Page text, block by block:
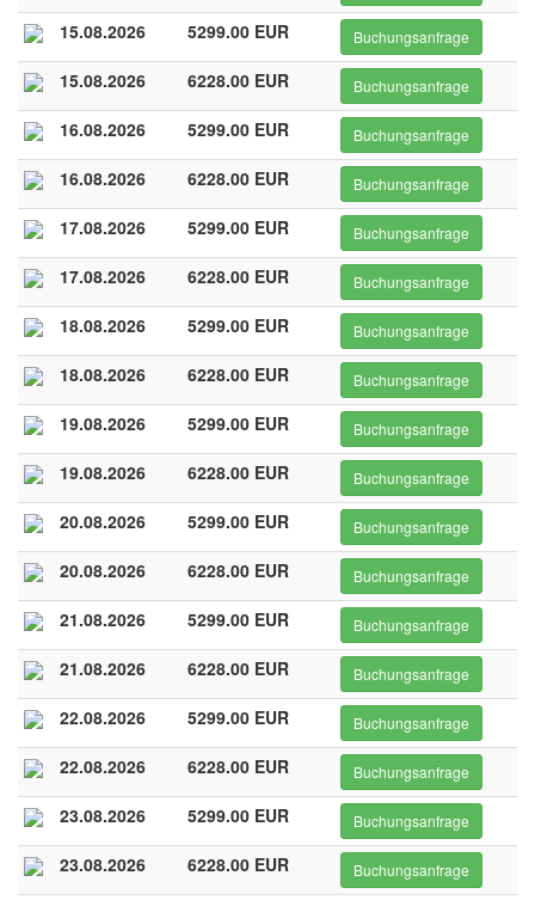
15.08.2026 5299.00 EUR Buchungsanfrage
15.08.2026 6228.00 EUR Buchungsanfrage
16.08.2026 5299.00 EUR Buchungsanfrage
16.08.2026 6228.00 EUR Buchungsanfrage
17.08.2026 5299.00 EUR Buchungsanfrage
17.08.2026 6228.00 EUR Buchungsanfrage
18.08.2026 5299.00 EUR Buchungsanfrage
18.08.2026 6228.00 EUR Buchungsanfrage
19.08.2026 5299.00 EUR Buchungsanfrage
19.08.2026 6228.00 EUR Buchungsanfrage
20.08.2026 5299.00 EUR Buchungsanfrage
20.08.2026 6228.00 EUR Buchungsanfrage
21.08.2026 5299.00 EUR Buchungsanfrage
21.08.2026 6228.00 EUR Buchungsanfrage
22.08.2026 5299.00 EUR Buchungsanfrage
22.08.2026 6228.00 EUR Buchungsanfrage
23.08.2026 5299.00 EUR Buchungsanfrage
23.08.2026 6228.00 EUR Buchungsanfrage